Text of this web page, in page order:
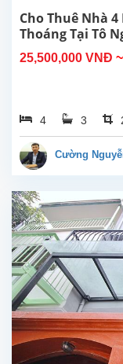
Cho Thuê Nhà
Thoáng Tại Tô
25,500,000 VNĐ
4 3
Cường